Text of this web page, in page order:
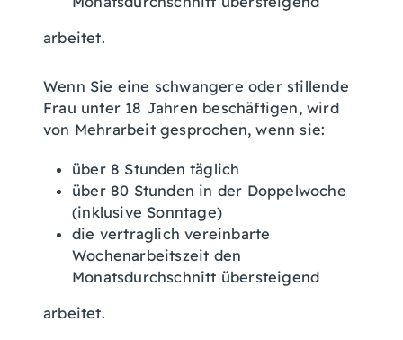
arbeitet.
Wenn Sie eine schwangere oder stillende
Frau unter 18 Jahren beschäftigen, wird
von Mehrarbeit gesprochen, wenn sie:
über 8 Stunden täglich
über 80 Stunden in der Doppelwoche
(inklusive Sonntage)
die vertraglich vereinbarte
Wochenarbeitszeit den
Monatsdurchschnitt übersteigend
arbeitet.